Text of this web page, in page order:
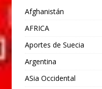
Afghanistán
AFRICA
Aportes de Suecia
Argentina
ASia Occidental